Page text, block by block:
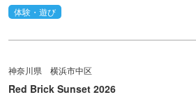
体験・遊び
神奈川県 横浜市中区
Red Brick Sunset 2026